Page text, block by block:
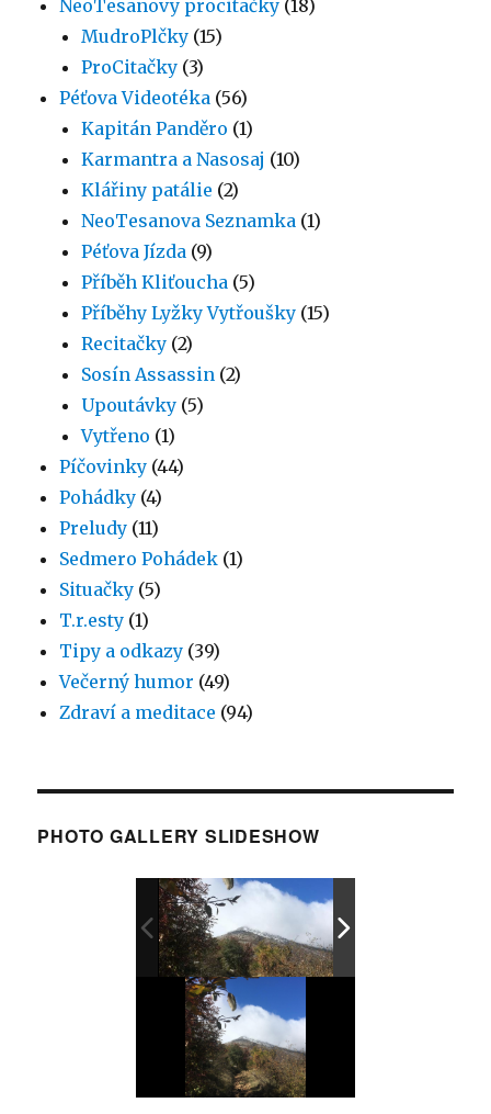
NeoTesanovy procitačky (18)
MudroPlčky (15)
ProCitačky (3)
Péťova Videotéka (56)
Kapitán Panděro (1)
Karmantra a Nasosaj (10)
Klářiny patálie (2)
NeoTesanova Seznamka (1)
Péťova Jízda (9)
Příběh Kliťoucha (5)
Příběhy Lyžky Vytřoušky (15)
Recitačky (2)
Sosín Assassin (2)
Upoutávky (5)
Vytřeno (1)
Píčovinky (44)
Pohádky (4)
Preludy (11)
Sedmero Pohádek (1)
Situačky (5)
T.r.esty (1)
Tipy a odkazy (39)
Večerný humor (49)
Zdraví a meditace (94)
PHOTO GALLERY SLIDESHOW